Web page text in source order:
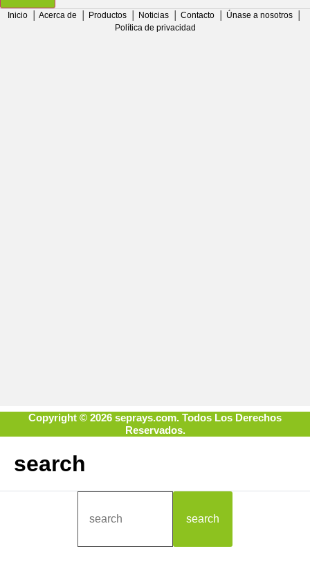
Inicio Acerca de Productos Noticias Contacto Únase a nosotros
Política de privacidad
Copyright © 2026 seprays.com. Todos Los Derechos
Reservados.
search
search